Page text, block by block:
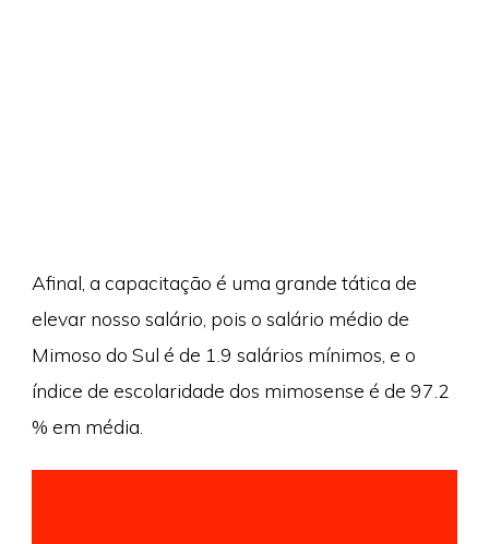
Afinal, a capacitação é uma grande tática de
elevar nosso salário, pois o salário médio de
Mimoso do Sul é de 1.9 salários mínimos, e o
índice de escolaridade dos mimosense é de 97.2
% em média.